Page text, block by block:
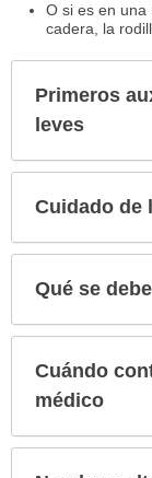
O si es en una
cadera, la
Primeros
leves
Cuidado de
Qué se
Cuándo
médico